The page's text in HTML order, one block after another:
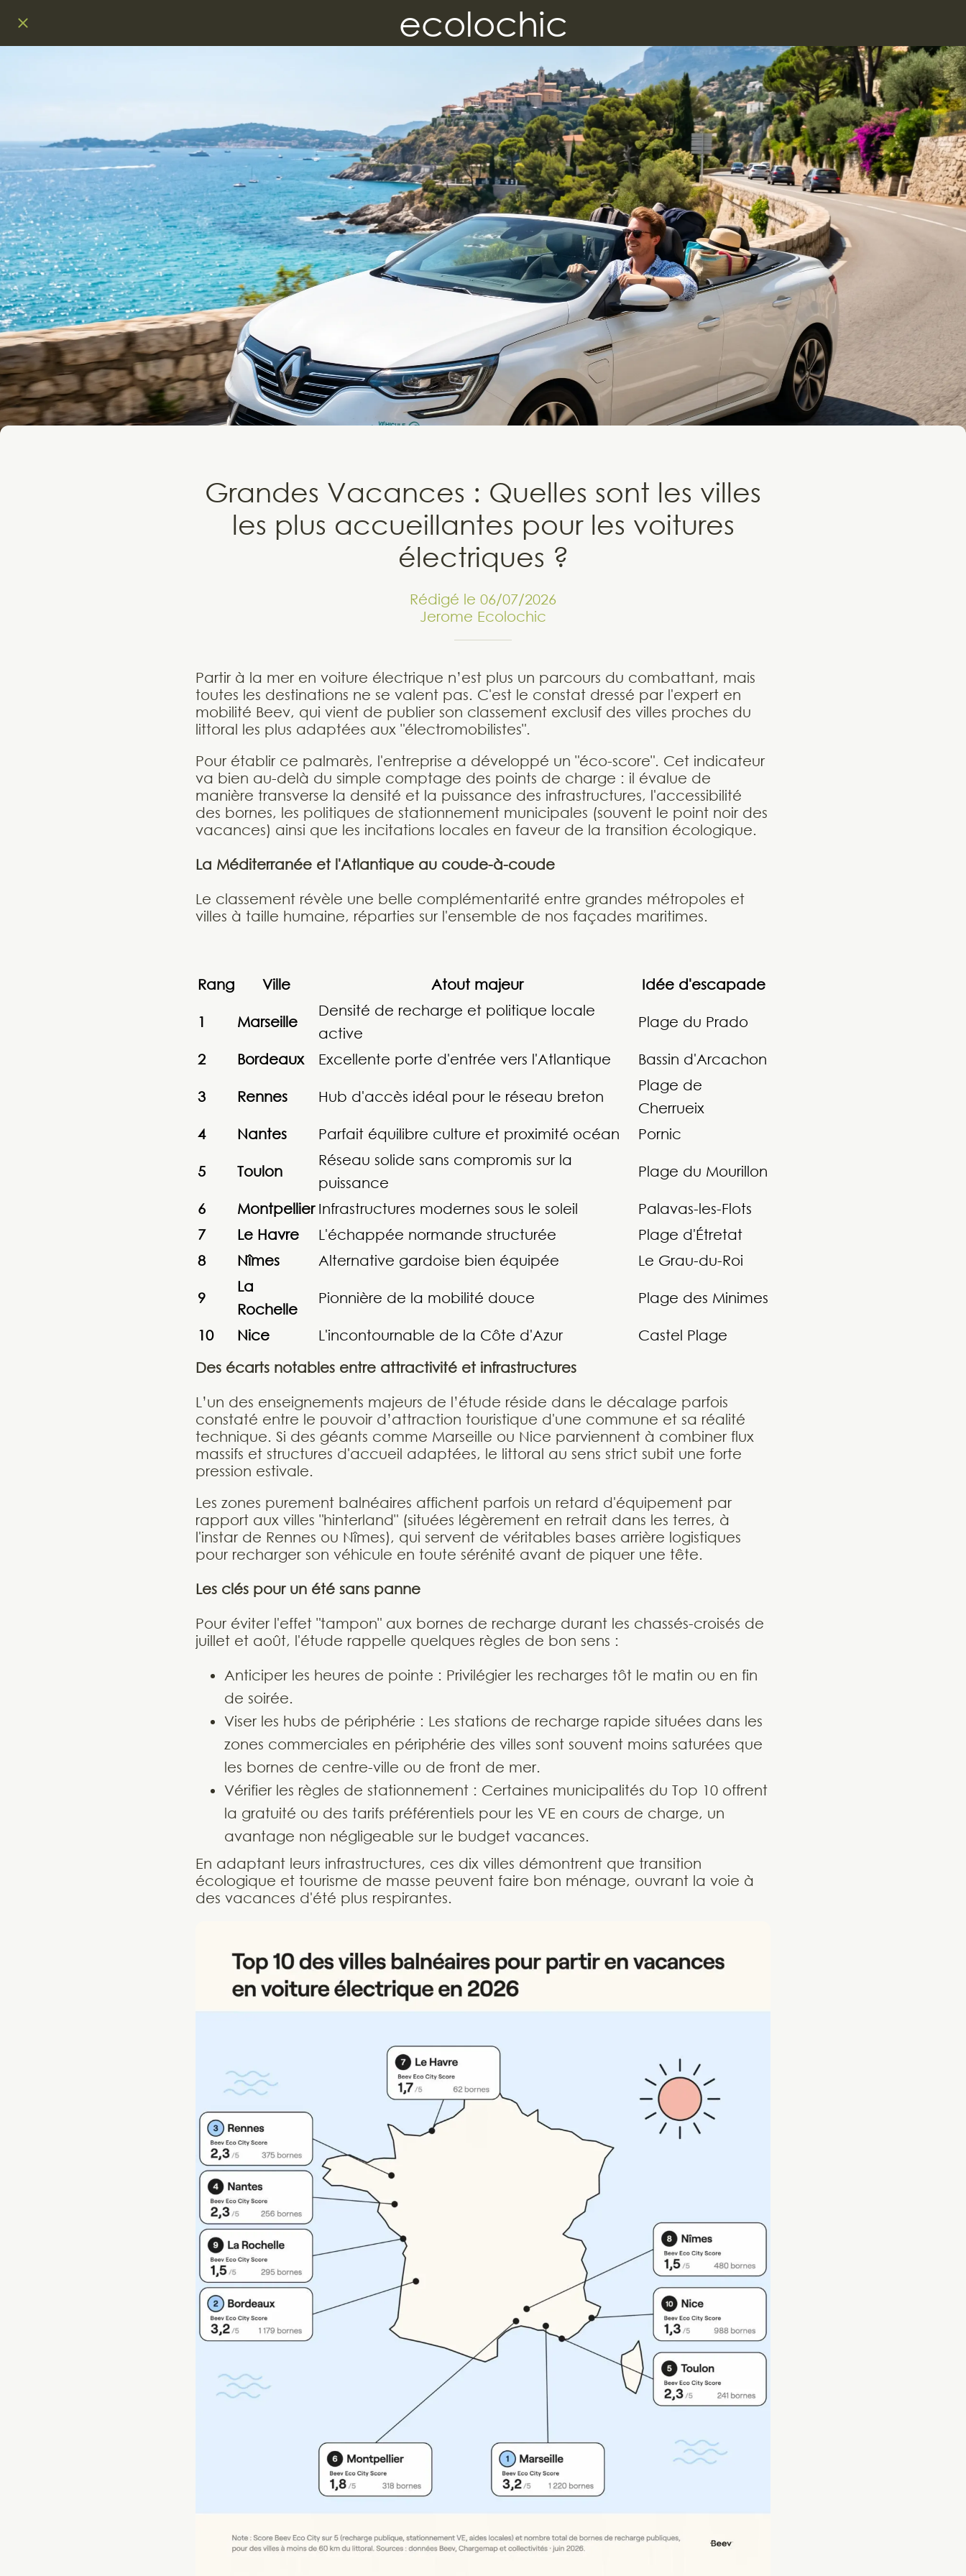
ecolochic
Grandes Vacances : Quelles sont les villes
les plus accueillantes pour les voitures
électriques ?
Rédigé le 06/07/2026
Jerome Ecolochic
Partir à la mer en voiture électrique n’est plus un parcours du combattant, mais
toutes les destinations ne se valent pas. C'est le constat dressé par l'expert en
mobilité Beev, qui vient de publier son classement exclusif des villes proches du
littoral les plus adaptées aux "électromobilistes".
Pour établir ce palmarès, l'entreprise a développé un "éco-score". Cet indicateur
va bien au-delà du simple comptage des points de charge : il évalue de
manière transverse la densité et la puissance des infrastructures, l'accessibilité
des bornes, les politiques de stationnement municipales (souvent le point noir des
vacances) ainsi que les incitations locales en faveur de la transition écologique.
La Méditerranée et l'Atlantique au coude-à-coude
Le classement révèle une belle complémentarité entre grandes métropoles et
villes à taille humaine, réparties sur l'ensemble de nos façades maritimes.
Rang Ville Atout majeur Idée d'escapade
1 Marseille
Densité de recharge et politique locale
active
Plage du Prado
2 Bordeaux Excellente porte d'entrée vers l'Atlantique Bassin d'Arcachon
3 Rennes Hub d'accès idéal pour le réseau breton
Plage de
Cherrueix
4
Nantes Parfait équilibre culture et proximité océan Pornic
5 Toulon
Réseau solide sans compromis sur la
puissance
Plage du Mourillon
6 Montpellier Infrastructures modernes sous le soleil
Palavas-les-Flots
7
Le Havre L'échappée normande structurée
Plage d'Étretat
8
Nîmes Alternative gardoise bien équipée Le Grau-du-Roi
9
La
Rochelle
Pionnière de la mobilité douce Plage des Minimes
10 Nice L'incontournable de la Côte d'Azur
Castel Plage
Des écarts notables entre attractivité et infrastructures
L’un des enseignements majeurs de l’étude réside dans le décalage parfois
constaté entre le pouvoir d’attraction touristique d'une commune et sa réalité
technique. Si des géants comme Marseille ou Nice parviennent à combiner flux
massifs et structures d'accueil adaptées, le littoral au sens strict subit une forte
pression estivale.
Les zones purement balnéaires affichent parfois un retard d'équipement par
rapport aux villes "hinterland" (situées légèrement en retrait dans les terres, à
l'instar de Rennes ou Nîmes), qui servent de véritables bases arrière logistiques
pour recharger son véhicule en toute sérénité avant de piquer une tête.
Les clés pour un été sans panne
Pour éviter l'effet "tampon" aux bornes de recharge durant les chassés-croisés de
juillet et août, l'étude rappelle quelques règles de bon sens :
Anticiper les heures de pointe : Privilégier les recharges tôt le matin ou en fin
de soirée.
Viser les hubs de périphérie : Les stations de recharge rapide situées dans les
zones commerciales en périphérie des villes sont souvent moins saturées que
les bornes de centre-ville ou de front de mer.
Vérifier les règles de stationnement : Certaines municipalités du Top 10 offrent
la gratuité ou des tarifs préférentiels pour les VE en cours de charge, un
avantage non négligeable sur le budget vacances.
En adaptant leurs infrastructures, ces dix villes démontrent que transition
écologique et tourisme de masse peuvent faire bon ménage, ouvrant la voie à
des vacances d'été plus respirantes.